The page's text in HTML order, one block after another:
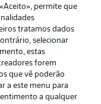
be
permite que
tratamos dados
selecionar
estas
forem
que vê poderão
a este menu para
a qualquer